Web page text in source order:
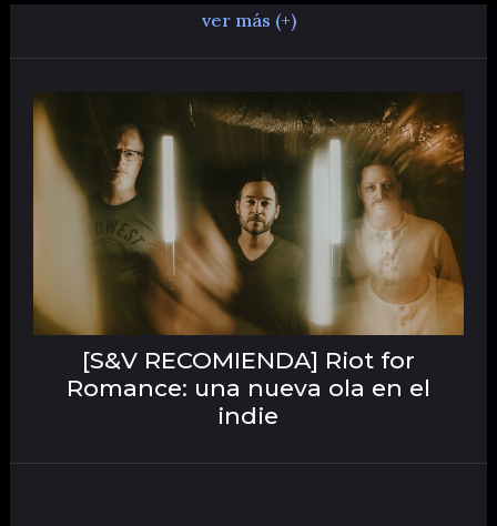
ver más (+)
[S&V RECOMIENDA] Riot for
Romance: una nueva ola en el
indie